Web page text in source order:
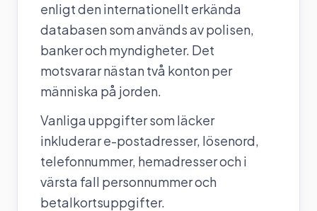
enligt den internationellt erkända
databasen som används av polisen,
banker och myndigheter. Det
motsvarar nästan två konton per
människa på jorden.
Vanliga uppgifter som läcker
inkluderar e-postadresser, lösenord,
telefonnummer, hemadresser och i
värsta fall personnummer och
betalkortsuppgifter.